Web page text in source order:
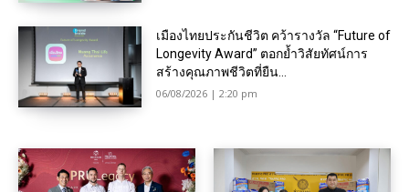
เมืองไทยประกันชีวิต คว้ารางวัล “Future of
Longevity Award” ตอกย้ำวิสัยทัศน์การ
สร้างคุณภาพชีวิตที่ยืน...
06/08/2026 | 2:20 pm